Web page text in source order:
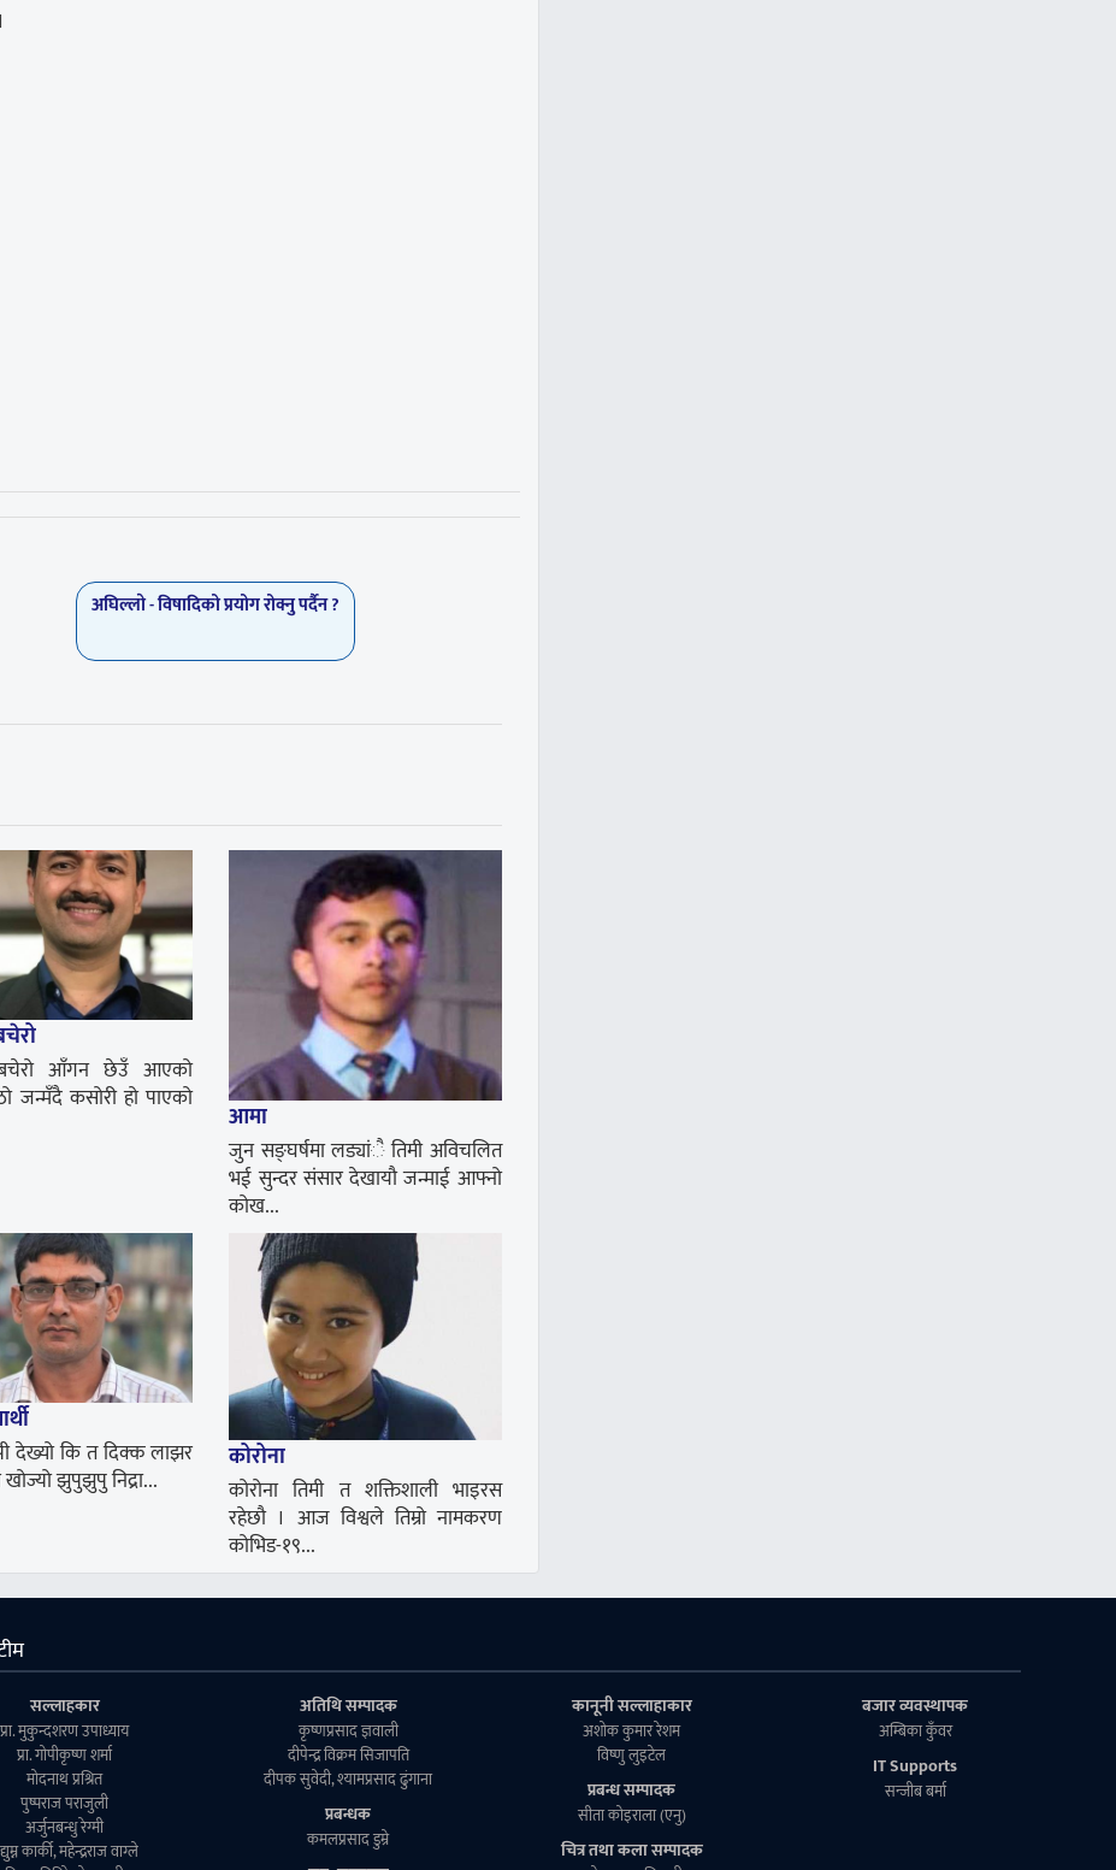
अघिल्लाे -विषादिको प्रयोग रोक्नु पर्दैन ?
आँगन छेउँ आएको
जन्मँदै कसोरी हो पाएको
आमा
जुन सङ्घर्षमा लड्यांै तिमी अविचलित
भई सुन्दर संसार देखायौ जन्माई आफ्नो
कोख...
देख्यो कि त दिक्क लाझर
झुपुझुपु निद्रा...
कोरोना
कोरोना तिमी त शक्तिशाली भाइरस
रहेछौ । आज विश्वले तिम्रो नामकरण
कोभिड-१९...
सल्लाहकार
प्रा. मुकुन्दशरण उपाध्याय
प्रा. गाेपीकृष्ण शर्मा
माेदनाथ प्रश्रित
पुष्पराज पराजुली
अर्जुनबन्धु रेग्मी
कार्की, महेन्द्रराज वाग्ले
अतिथि सम्पादक
कृष्णप्रसाद ज्ञवाली
दीपेन्द्र विक्रम सिजापति
दीपक सुवेदी, श्यामप्रसाद ढुंगाना
प्रबन्धक
कमलप्रसाद डुम्रे
कानूनी सल्लाहाकार
अशाेक कुमार रेशम
विष्णु लुइटेल
प्रबन्ध सम्पादक
सीता काेइराला (एनु)
चित्र तथा कला सम्पादक
बजार व्यवस्थापक
अम्बिका कुँवर
IT Supports
सन्जीब बर्मा